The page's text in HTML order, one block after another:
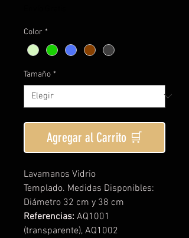
Color *
Tamaño *
Agregar al Carrito 🛒
Lavamanos Vidrio
Templado. Medidas Disponibles:
Diámetro 32 cm y 38 cm
Referencias: AQ1001
(transparente), AQ1002